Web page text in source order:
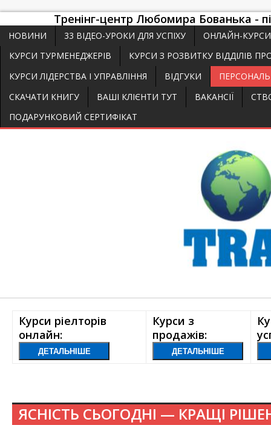
Тренінг-центр Любомира Бованька -
НОВИНИ 33 ВІДЕО-УРОКИ ДЛЯ УСПІХУ
ОНЛАЙН-
КУРСИ ТУРМЕНЕДЖЕРІВ
КУРСИ З РОЗВИТКУ ВІДДІЛІВ
КУРСИ ЛІДЕРСТВА І УПРАВЛІННЯ
ВІДГУКИ
СКАЧАТИ КНИГУ
ВАШІ КЛІЄНТИ ТУТ ВАКАНСІЇ
ПОДАРУНКОВИЙ СЕРТИФІКАТ
Курси ріелторів
онлайн:
ДЕТАЛЬНІШЕ
Курси з
продажів:
ДЕТАЛЬНІШЕ
ЯСНІСТЬ СЬОГОДНІ — КРАЩІ